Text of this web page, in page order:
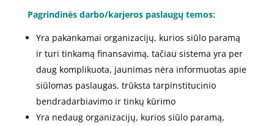
Pagrindinės darbo/karjeros paslaugų temos:
Yra pakankamai organizacijų, kurios siūlo paramą
ir turi tinkamą finansavimą, tačiau sistema yra per
daug komplikuota, jaunimas nėra informuotas apie
siūlomas paslaugas, trūksta tarpinstitucinio
bendradarbiavimo ir tinkų kūrimo
Yra nedaug organizacijų, kurios siūlo paramą,